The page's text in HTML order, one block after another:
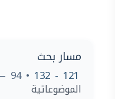
مسار بحث
121 - 132
• 94 — 25 — 31/12/2021
الموضوعاتية